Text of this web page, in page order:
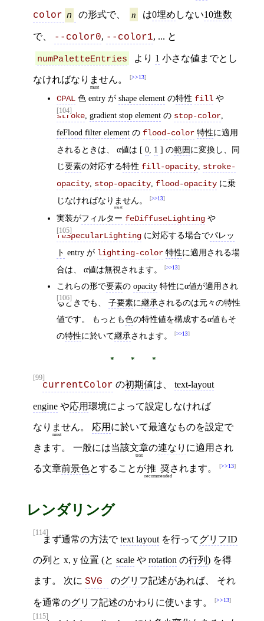
color n の形式で、 n は0埋め しない10進数
で、 --color0, --color1, ... と
numPaletteEntries より 1 小さな値までとし
なければなりません
must
。 >>13
[104]
CPAL 色 entry が shape element の特性 fill や
stroke, gradient stop element の stop-color,
feFlood filter element の flood-color 特性に適用
されるときは、 α値は [ 0, 1 ] の範囲に変換し、同
じ要素の対応する特性 fill-opacity, stroke-
opacity, stop-opacity, flood-opacity に乗
じなければなりません
must
。 >>13
[105]
実装がフィルター feDiffuseLighting や
feSpecularLighting に対応する場合でパレッ
ト entry が lighting-color 特性に適用される場
合は、 α値は無視されます。
>>13
[106]
これらの形で要素の opacity 特性にα値が適用され
るときでも、 子要素に継承されるのは元々の特性
値です。 もっとも色の特性値を構成するα値もそ
の特性に於いて継承されます。 >>13
[99]
currentColor の初期値は、 text-layout
engine や応用環境によって設定しなければ
なりません
must
。 応用 に於いて最適なものを設定で
きます。 一般には当該文章
text
の連なり に適用され
る文章前景色とすることが推奨
recommended
されます。 >>13
レンダリング
[114]
まず通常の方法でtext layout を行ってグリフID
の列と x, y 位置 (と scale や rotation の行列 ) を得
ます。 次に SVG のグリフ記述があれば、 それ
を通常のグリフ記述のかわりに使います。 >>13
[115]